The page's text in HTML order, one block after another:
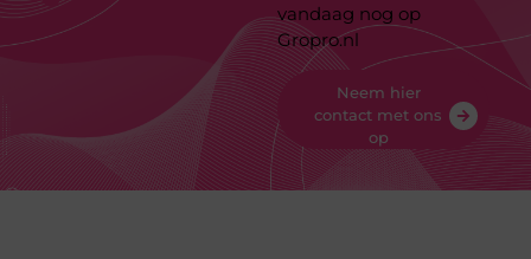
vandaag nog op
Gropro.nl
Neem hier
contact met ons
op